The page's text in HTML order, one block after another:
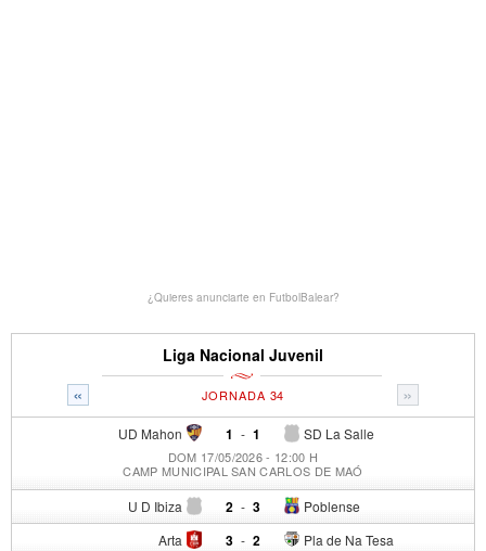
¿Quieres anunciarte en FutbolBalear?
Liga Nacional Juvenil
« »
JORNADA 34
UD Mahon 1 - SD La Salle
1
DOM 17/05/2026 - 12:00 H
CAMP MUNICIPAL SAN CARLOS DE MAÓ
U D Ibiza 2 - Poblense
3
Arta 3 - Pla de Na Tesa
2